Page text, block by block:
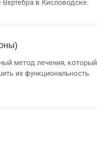
Вертебра в Кисловодске.
метод лечения, который
их функциональность.